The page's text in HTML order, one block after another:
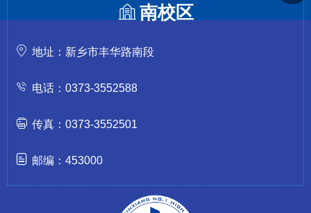
南校区
地址：新乡市丰华路南段
电话：0373-3552588
传真：0373-3552501
邮编：453000